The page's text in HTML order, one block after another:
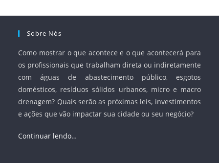
Sobre Nós
Como mostrar o que acontece e o que acontecerá para
os profissionais que trabalham direta ou indiretamente
com águas de abastecimento público, esgotos
domésticos, resíduos sólidos urbanos, micro e macro
drenagem? Quais serão as próximas leis, investimentos
e ações que vão impactar sua cidade ou seu negócio?
Continuar lendo…